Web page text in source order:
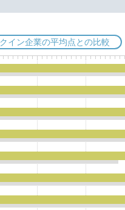
イン企業の平均点との比較